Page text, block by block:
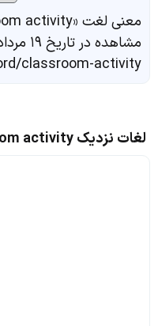
معنی لغت «classroom activity» در
classroom-activity
لغات نزدیک classroom activity